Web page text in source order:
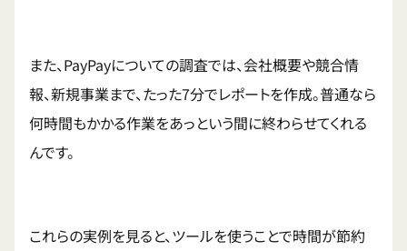
また、PayPayについての調査では、会社概要や競合情
報、新規事業まで、たった7分でレポートを作成。普通なら
何時間もかかる作業をあっという間に終わらせてくれる
んです。
これらの実例を見ると、ツールを使うことで時間が節約